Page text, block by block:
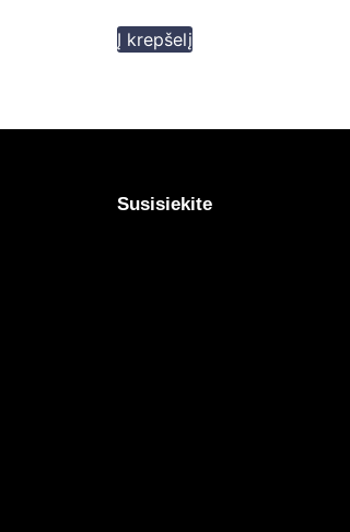
Į krepšelį
Susisiekite